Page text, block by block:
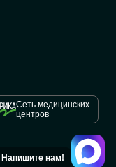
Сеть медицинских
центров
Напишите нам!